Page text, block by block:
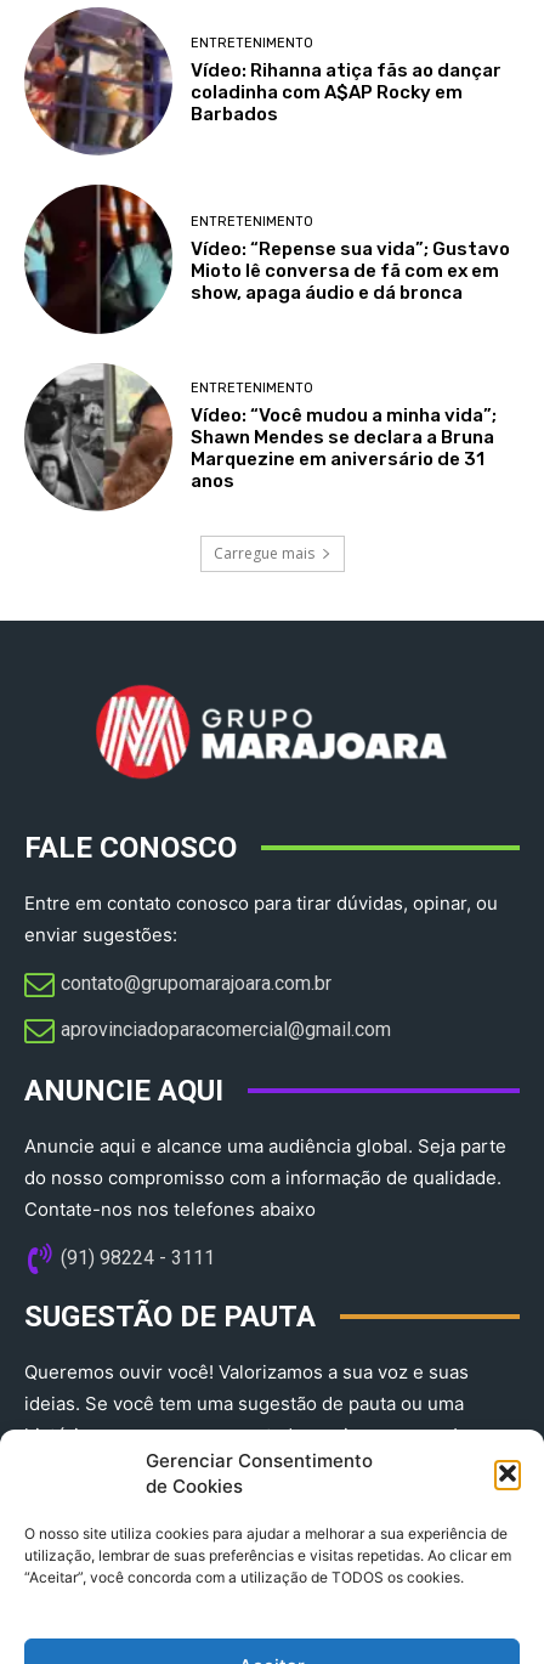
Gerenciar Consentimento
de Cookies
O nosso site utiliza cookies para ajudar a melhorar a sua experiência de
utilização, lembrar de suas preferências e visitas repetidas. Ao clicar em
“Aceitar”, você concorda com a utilização de TODOS os cookies.
ENTRETENIMENTO
Vídeo: Rihanna atiça fãs ao dançar
coladinha com A$AP Rocky em
Barbados
ENTRETENIMENTO
Vídeo: “Repense sua vida”; Gustavo
Mioto lê conversa de fã com ex em
show, apaga áudio e dá bronca
ENTRETENIMENTO
Vídeo: “Você mudou a minha vida”;
Shawn Mendes se declara a Bruna
Marquezine em aniversário de 31
anos
Carregue mais
FALE CONOSCO
Entre em contato conosco para tirar dúvidas, opinar, ou
enviar sugestões:
contato@grupomarajoara.com.br
aprovinciadoparacomercial@gmail.com​
ANUNCIE AQUI
Anuncie aqui e alcance uma audiência global. Seja parte
do nosso compromisso com a informação de qualidade.
Contate-nos nos telefones abaixo
(91) 98224 - 3111
SUGESTÃO DE PAUTA
Queremos ouvir você! Valorizamos a sua voz e suas
ideias. Se você tem uma sugestão de pauta ou uma
história que merece ser contada, envie-nos agora!
(91) 98224 - 3111